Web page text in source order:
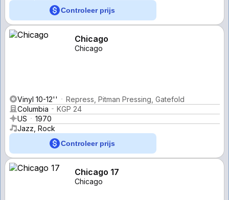
Controleer prijs
Chicago
Chicago
Vinyl 10-12''
Repress, Pitman Pressing, Gatefold
Columbia
KGP 24
US
1970
Jazz, Rock
Controleer prijs
Chicago 17
Chicago